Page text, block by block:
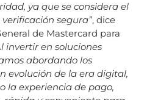
ya que se considera el
segura”, dice
de Mastercard para
invertir en soluciones
abordando los
evolución de la era digital,
la experiencia de pago,